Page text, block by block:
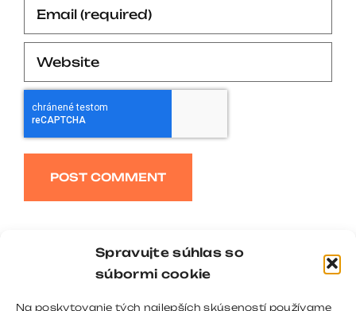
Spravujte súhlas so
súbormi cookie
Na poskytovanie tých najlepších skúseností používame